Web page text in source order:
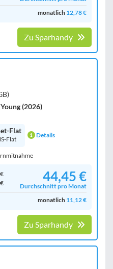
monatlich 12,78 €
Zu Sparhandy
(2026)
Flat
Flat Details
44,45 €
Durchschnitt pro Monat
monatlich 11,12 €
Zu Sparhandy